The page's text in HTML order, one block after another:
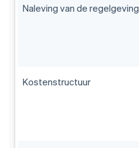
Naleving van de regelgeving
Kostenstructuur